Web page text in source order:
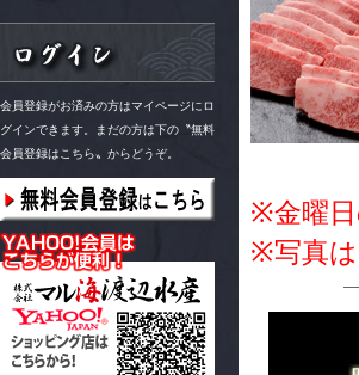
会員登録がお済みの方はマイページにロ
グインできます。まだの方は下の〝無料
会員登録はこちら〟からどうぞ。
※金曜
※写真